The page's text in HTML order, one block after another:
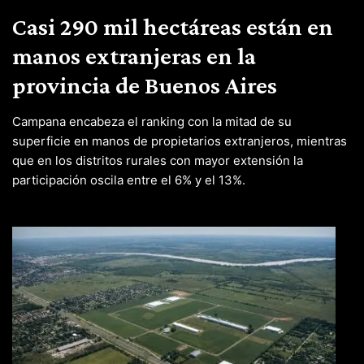
Casi 290 mil hectáreas están en
manos extranjeras en la
provincia de Buenos Aires
Campana encabeza el ranking con la mitad de su
superficie en manos de propietarios extranjeros, mientras
que en los distritos rurales con mayor extensión la
participación oscila entre el 6% y el 13%.